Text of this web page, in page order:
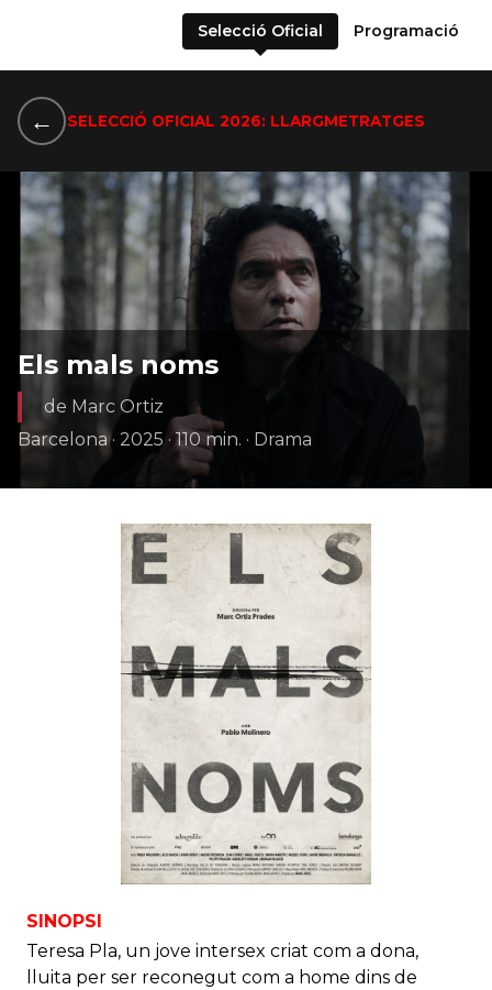
Selecció Oficial Programació
← SELECCIÓ OFICIAL 2026: LLARGMETRATGES
Els mals noms
de Marc Ortiz
Barcelona · 2025 · 110 min. · Drama
SINOPSI
Teresa Pla, un jove intersex criat com a dona,
lluita per ser reconegut com a home dins de